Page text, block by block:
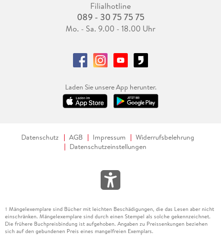
Filialhotline
089 - 30 75 75 75
Mo. - Sa. 9.00 - 18.00 Uhr
Laden Sie unsere App herunter.
Datenschutz AGB Impressum
Widerrufsbelehrung
Datenschutzeinstellungen
1 Mängelexemplare sind Bücher mit leichten Beschädigungen, die das Lesen aber nicht
einschränken. Mängelexemplare sind durch einen Stempel als solche gekennzeichnet.
Die frühere Buchpreisbindung ist aufgehoben. Angaben zu Preissenkungen beziehen
sich auf den gebundenen Preis eines mangelfreien Exemplars.